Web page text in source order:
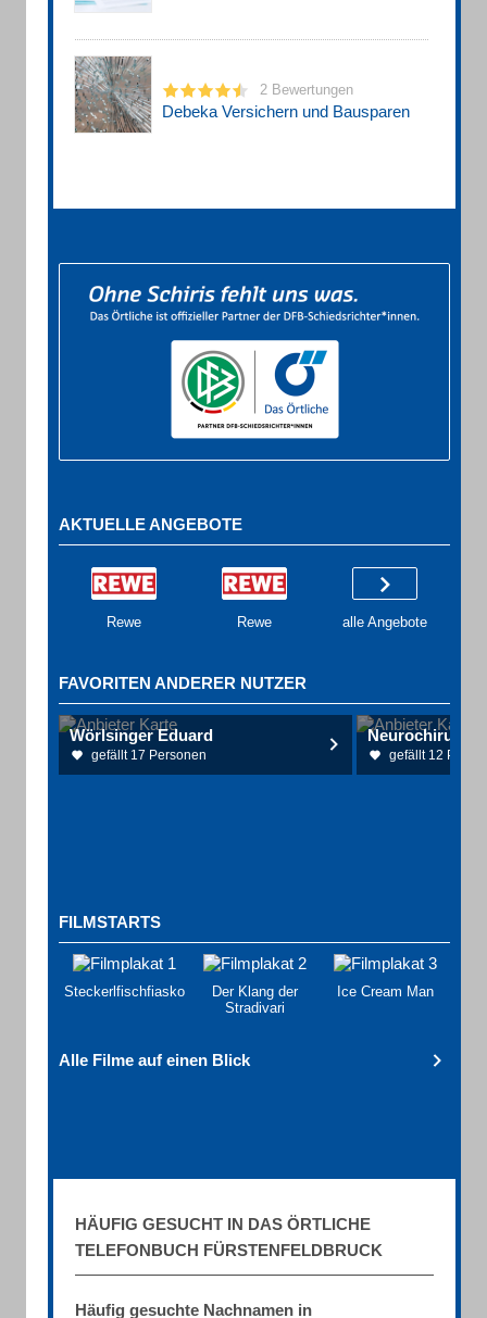
2 Bewertungen
Debeka Versichern und Bausparen
AKTUELLE ANGEBOTE
Rewe Rewe alle Angebote
FAVORITEN ANDERER NUTZER
Wörlsinger Eduard
gefällt 17 Personen gefällt 12
FILMSTARTS
Steckerlfischfiasko
Der Klang der
Stradivari
Ice Cream Man
Alle Filme auf einen Blick
HÄUFIG GESUCHT IN DAS ÖRTLICHE
TELEFONBUCH FÜRSTENFELDBRUCK
Häufig gesuchte Nachnamen in